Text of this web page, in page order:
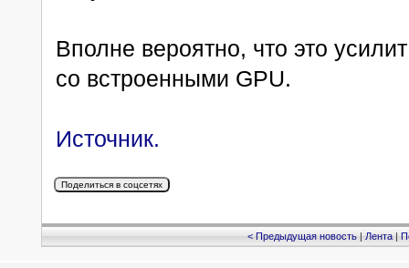
Вполне вероятно, что это
со встроенными GPU.
Источник.
< Предыдущая новость Лента|